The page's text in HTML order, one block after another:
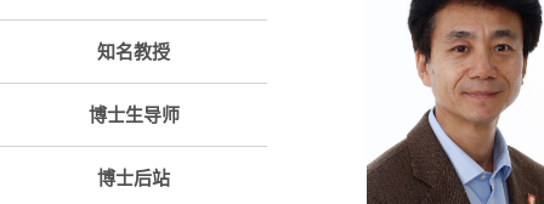
知名教授
博士生导师
博士后站